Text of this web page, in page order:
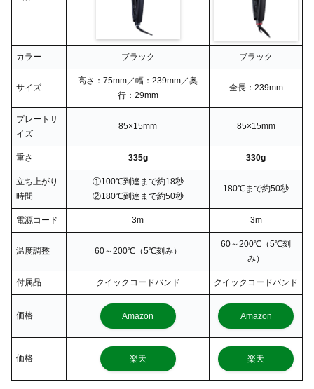
カラー ブラック ブラック
サイズ
高さ：75mm／幅：239mm／奥
行：29mm
全長：239mm
プレートサ
イズ
85×15mm 85×15mm
重さ 335g 330g
立ち上がり
時間
①100℃到達まで約18秒
②180℃到達まで約50秒
180℃まで約50秒
電源コード 3m 3m
温度調整 60～200℃（5℃刻み）
60～200℃（5℃刻
み）
付属品 クイックコードバンド クイックコードバンド
価格 Amazon Amazon
価格 楽天 楽天